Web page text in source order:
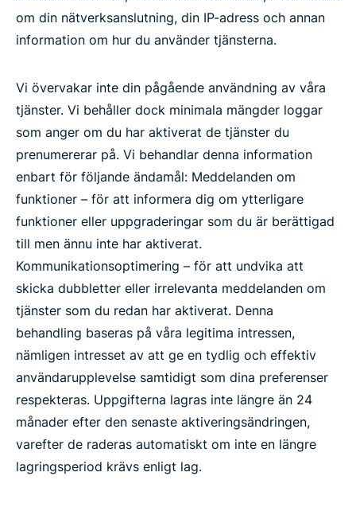
om din nätverksanslutning, din IP-adress och annan
information om hur du använder tjänsterna.
Vi övervakar inte din pågående användning av våra
tjänster. Vi behåller dock minimala mängder loggar
som anger om du har aktiverat de tjänster du
prenumererar på. Vi behandlar denna information
enbart för följande ändamål: Meddelanden om
funktioner – för att informera dig om ytterligare
funktioner eller uppgraderingar som du är berättigad
till men ännu inte har aktiverat.
Kommunikationsoptimering – för att undvika att
skicka dubbletter eller irrelevanta meddelanden om
tjänster som du redan har aktiverat. Denna
behandling baseras på våra legitima intressen,
nämligen intresset av att ge en tydlig och effektiv
användarupplevelse samtidigt som dina preferenser
respekteras. Uppgifterna lagras inte längre än 24
månader efter den senaste aktiveringsändringen,
varefter de raderas automatiskt om inte en längre
lagringsperiod krävs enligt lag.